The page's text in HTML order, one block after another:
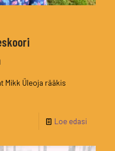
Mikk Üleoja rääkis
Loe edasi